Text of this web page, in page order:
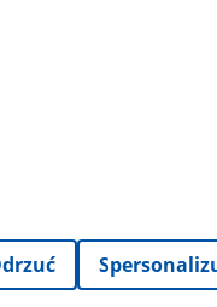
są
audio i wideo,
niekomercyjne -